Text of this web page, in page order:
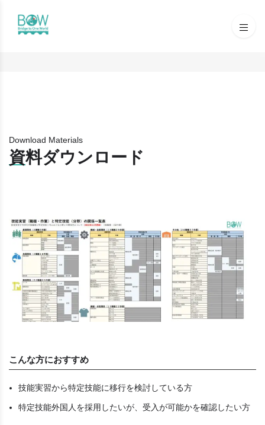
Download Materials
資料ダウンロード
こんな方におすすめ
技能実習から特定技能に移行を検討している方
特定技能外国人を採用したいが、受入が可能かを確認したい方